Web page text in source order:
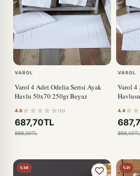
VAROL
Varol 4 Adet Odelia Serisi Ayak
Havlu 50x70 250gr Beyaz
4.8 (12)
687,70TL
869,00TL
VAROL
Varol 4
4.4
869,00TL
%30 %21